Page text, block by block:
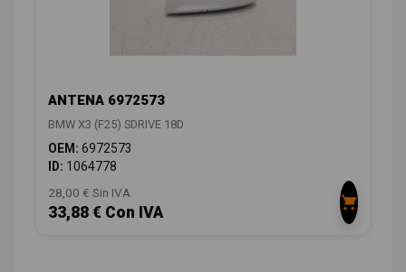
ANTENA 6972573
BMW X3 (F25) SDRIVE 18D
OEM: 6972573
ID: 1064778
28,00 € Sin IVA
33,88 € Con IVA